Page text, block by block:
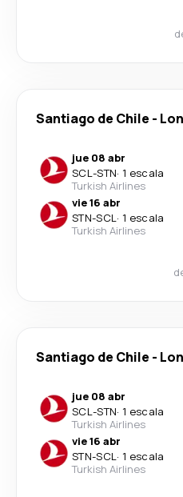
Santiago de Chile -
jue 08 abr
SCL-STN· 1 escala
Turkish Airlines
vie 16 abr
STN-SCL· 1 escala
Turkish Airlines
Santiago de Chile -
jue 08 abr
SCL-STN· 1 escala
Turkish Airlines
vie 16 abr
STN-SCL· 1 escala
Turkish Airlines